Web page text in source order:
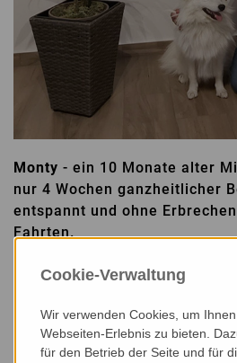
Monty - ein 10 Monate alter
nur 4 Wochen ganzheitlicher
entspannt und ohne
Fahrten.
Übersicht
Cookie-Verwaltung
Wir verwenden Cookies, um
Webseiten-Erlebnis zu bieten.
für den Betrieb der Seite und für